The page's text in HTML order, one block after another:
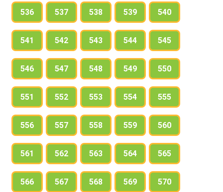
536 537 538 539 540
541 542 543 544 545
546 547 548 549 550
551 552 553 554 555
556 557 558 559 560
561 562 563 564 565
566 567 568 569 570